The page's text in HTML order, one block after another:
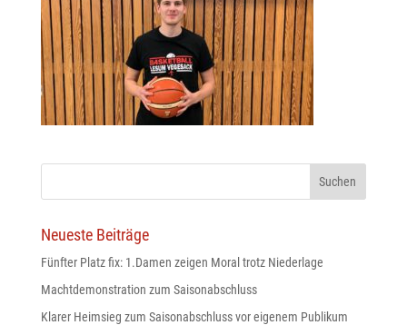
Neueste Beiträge
Fünfter Platz fix: 1.Damen zeigen Moral trotz Niederlage
Machtdemonstration zum Saisonabschluss
Klarer Heimsieg zum Saisonabschluss vor eigenem Publikum